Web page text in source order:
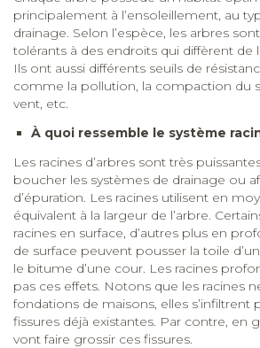
principalement à l’ensoleillement, au
drainage. Selon l’espèce, les arbres
tolérants à des endroits qui diffèrent de
Ils ont aussi différents seuils de
comme la pollution, la compaction du
vent, etc.
À quoi ressemble le système
Les racines d’arbres sont très
boucher les systèmes de drainage ou
d’épuration. Les racines utilisent en
équivalent à la largeur de l’arbre.
racines en surface, d’autres plus en
de surface peuvent pousser la toile
le bitume d’une cour. Les racines
pas ces effets. Notons que les racines
fondations de maisons, elles s’infiltrent
fissures déjà existantes. Par contre, en
vont faire grossir ces fissures.